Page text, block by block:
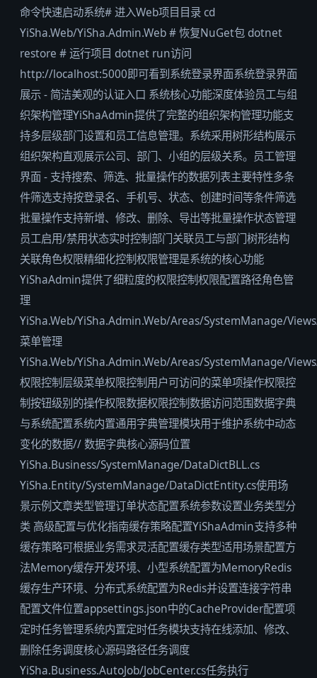
命令快速启动系统# 进入Web项目目录 cd
YiSha.Web/YiSha.Admin.Web # 恢复NuGet包 dotnet
restore # 运行项目 dotnet run访问
http://localhost:5000即可看到系统登录界面系统登录界面
展示 - 简洁美观的认证入口 系统核心功能深度体验员工与组
织架构管理YiShaAdmin提供了完整的组织架构管理功能支
持多层级部门设置和员工信息管理。系统采用树形结构展示
组织架构直观展示公司、部门、小组的层级关系。员工管理
界面 - 支持搜索、筛选、批量操作的数据列表主要特性多条
件筛选支持按登录名、手机号、状态、创建时间等条件筛选
批量操作支持新增、修改、删除、导出等批量操作状态管理
员工启用/禁用状态实时控制部门关联员工与部门树形结构
关联角色权限精细化控制权限管理是系统的核心功能
YiShaAdmin提供了细粒度的权限控制权限配置路径角色管
理
YiSha.Web/YiSha.Admin.Web/Areas/SystemManage/
菜单管理
YiSha.Web/YiSha.Admin.Web/Areas/SystemManage/
权限控制层级菜单权限控制用户可访问的菜单项操作权限控
制按钮级别的操作权限数据权限控制数据访问范围数据字典
与系统配置系统内置通用字典管理模块用于维护系统中动态
变化的数据// 数据字典核心源码位置
YiSha.Business/SystemManage/DataDictBLL.cs
YiSha.Entity/SystemManage/DataDictEntity.cs使用场
景示例文章类型管理订单状态配置系统参数设置业务类型分
类 高级配置与优化指南缓存策略配置YiShaAdmin支持多种
缓存策略可根据业务需求灵活配置缓存类型适用场景配置方
法Memory缓存开发环境、小型系统配置为MemoryRedis
缓存生产环境、分布式系统配置为Redis并设置连接字符串
配置文件位置appsettings.json中的CacheProvider配置项
定时任务管理系统内置定时任务模块支持在线添加、修改、
删除任务调度核心源码路径任务调度
YiSha.Business.AutoJob/JobCenter.cs任务执行